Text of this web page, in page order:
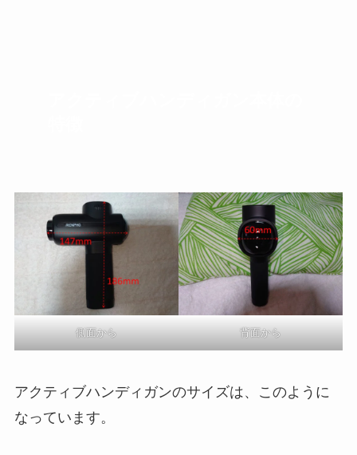
側面から 背面から
アクティブハンディガンのサイズは、このように
なっています。